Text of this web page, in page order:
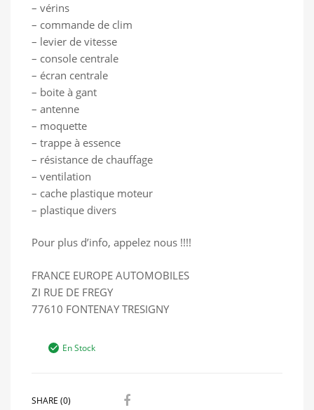
– vérins
– commande de clim
– levier de vitesse
– console centrale
– écran centrale
– boite à gant
– antenne
– moquette
– trappe à essence
– résistance de chauffage
– ventilation
– cache plastique moteur
– plastique divers
Pour plus d’info, appelez nous !!!!
FRANCE EUROPE AUTOMOBILES
ZI RUE DE FREGY
77610 FONTENAY TRESIGNY
En Stock
SHARE (0)